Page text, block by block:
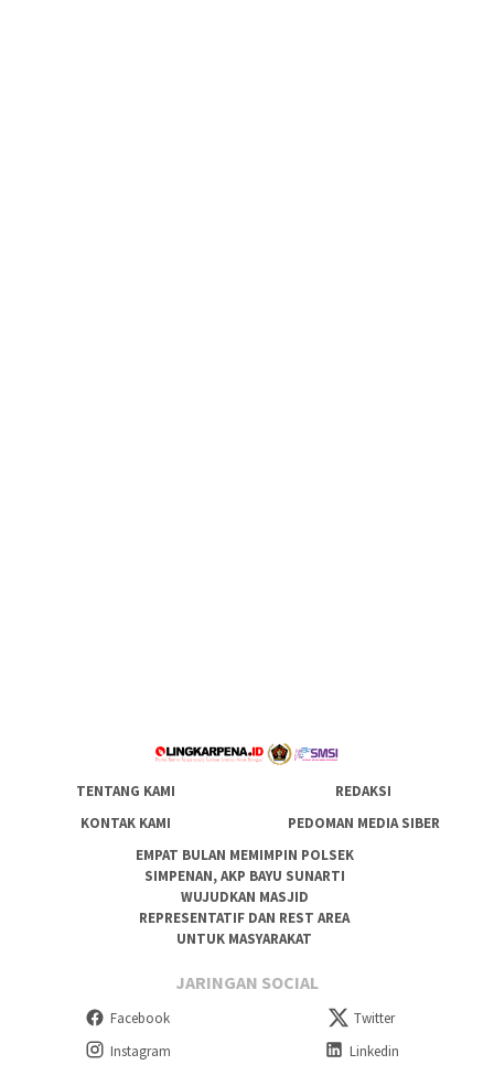
TENTANG KAMI
REDAKSI
KONTAK KAMI
PEDOMAN MEDIA SIBER
EMPAT BULAN MEMIMPIN POLSEK
SIMPENAN, AKP BAYU SUNARTI
WUJUDKAN MASJID
REPRESENTATIF DAN REST AREA
UNTUK MASYARAKAT
JARINGAN SOCIAL
Facebook
Twitter
Instagram
Linkedin